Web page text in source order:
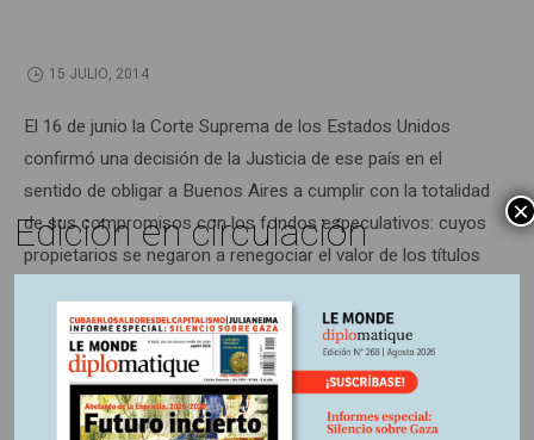
15 JULIO, 2014
El 16 de junio la Corte Suprema de los Estados Unidos
confirmó una decisión de la Justicia de ese país en el
sentido de obligar a Buenos Aires a cumplir con la totalidad
de sus compromisos con los fondos especulativos: cuyos
propietarios se negaron a renegociar el valor de los títulos
más la posición de la Presidenta Cristina Kirchner, cuya
reelección en primera vuelta en el 2011 parece ya
solamente un lejano recuerdo.
Edición en circulación ×